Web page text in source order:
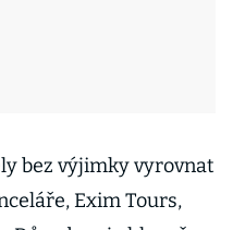
bez výjimky vyrovnat
Exim Tours,